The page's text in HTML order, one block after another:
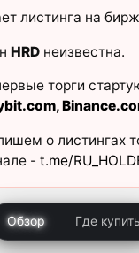
листинга на
HRDнеизвестна.
торги
,
о листингах
- t.me/
Обзор Где купить